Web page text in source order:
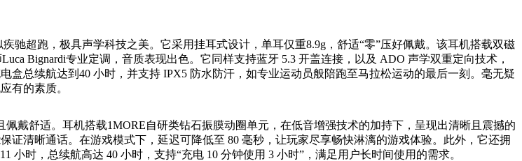
超跑，极具声学科技之美。它采用挂耳式设计，单耳仅重8.9g，舒适“零”压好佩戴。该耳机搭载双磁
Bignardi专业定调，音质表现出色。它同样支持蓝牙 5.3 开盖连接，以及 ADO 声学双重定向技术，
盒总续航达到40 小时，并支持 IPX5 防水防汗，如专业运动员般陪跑至马拉松运动的最后一刻。毫无疑
有的素质。
舒适。耳机搭载1MORE自研类钻石振膜动圈单元，在低音增强技术的加持下，呈现出清晰且震撼的
清晰通话。在游戏模式下，延迟可降低至 80 毫秒，让玩家尽享畅快淋漓的游戏体验。此外，它还拥
时，总续航高达 40 小时，支持“充电 10 分钟使用 3 小时”，满足用户长时间使用的需求。